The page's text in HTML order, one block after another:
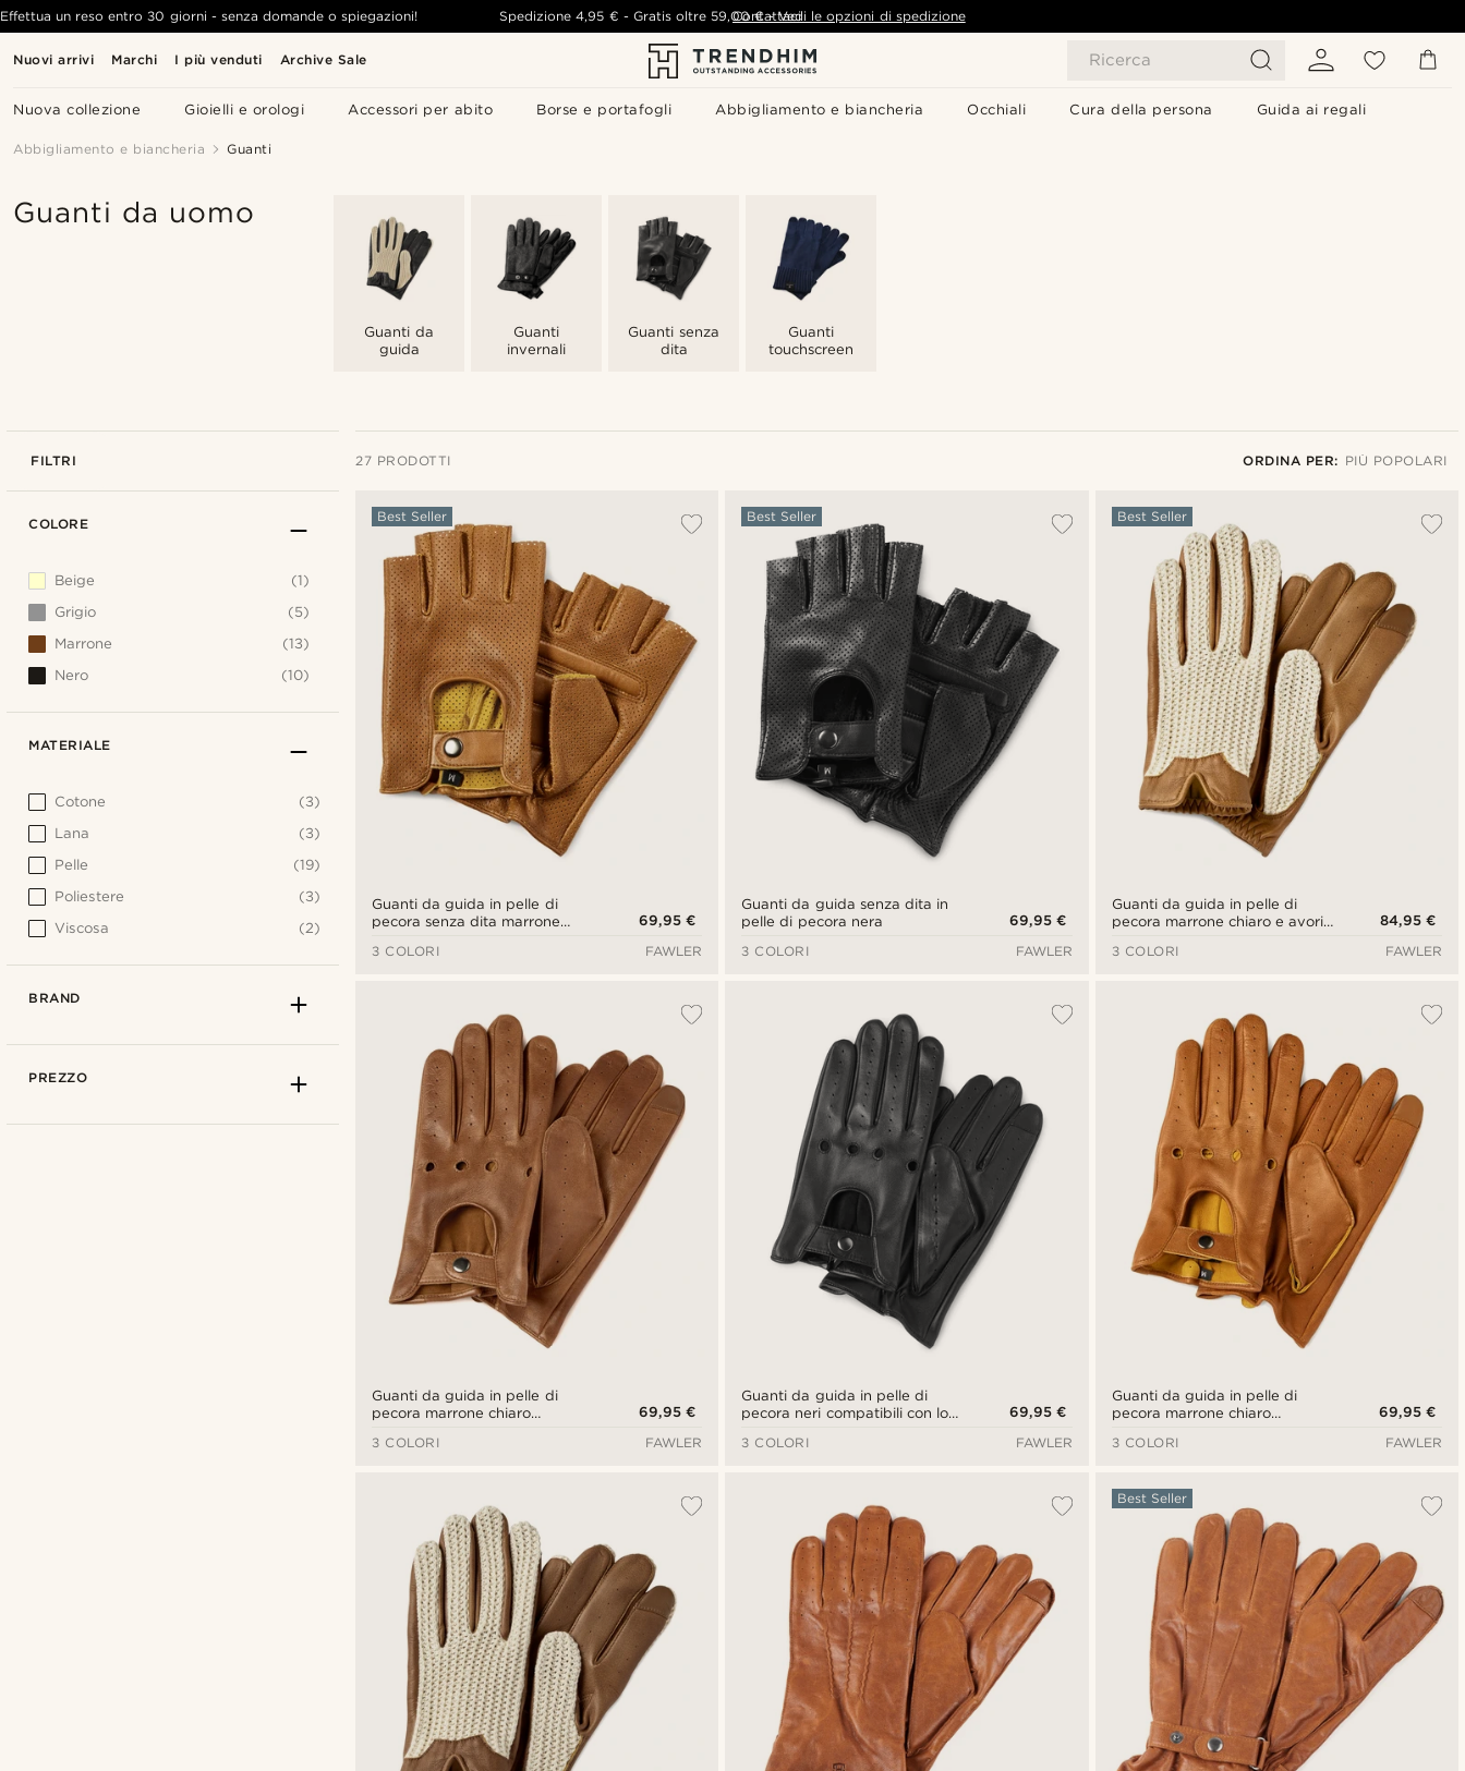
Nuovi arrivi Marchi I più venduti Archive Sale Ricerca
Nuova collezione Gioielli e orologi Accessori per abito Borse e portafogli Abbigliamento e biancheria Occhiali Cura della persona Guida ai regali
Effettua un reso entro 30 giorni - senza domande o spiegazioni! Spedizione 4,95 € - Gratis oltre 59,00 € - Vedi le opzioni di spedizione
Contattaci
Abbigliamento e biancheria Guanti
Guanti da uomo
Guanti da
guida
Guanti
invernali
Guanti senza
dita
Guanti
touchscreen
FILTRI 27 PRODOTTI ORDINA PER: PIÙ POPOLARI
Più recenti
Più economici
Più costosi
Guanti da guida in pelle di
pecora senza dita marrone
Best Seller
69,95 €
3 COLORI
FAWLER
Guanti da guida senza dita in
pelle di pecora nera
Best Seller
69,95 €
3 COLORI
FAWLER
Guanti da guida in pelle di
pecora marrone chiaro e avorio
touch screen
Best Seller
84,95 €
3 COLORI
FAWLER
Guanti da guida in pelle di
pecora marrone chiaro
touch screen
69,95 €
3 COLORI
FAWLER
Guanti da guida in pelle di
pecora neri compatibili con lo
69,95 €
3 COLORI
FAWLER
Guanti da guida in pelle di
pecora marrone chiaro
screen.
69,95 €
3 COLORI
FAWLER
Best Seller
COLORE
Beige
(1)
Grigio
(5)
Marrone
(13)
Nero
(10)
MATERIALE
Cotone
(3)
Lana
(3)
Pelle
(19)
Poliestere
(3)
Viscosa
(2)
BRAND
PREZZO